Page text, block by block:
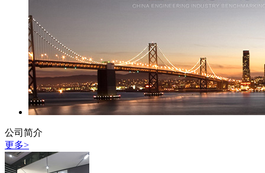
公司简介
更多>